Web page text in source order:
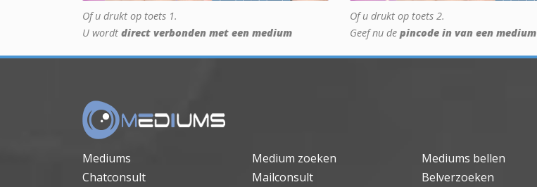
Of u drukt op toets 1.
U wordt direct verbonden met een medium
Of u drukt op toets 2.
Geef nu de pincode in van een medium
Mediums Medium zoeken
Mediums bellen
Chatconsult
Mailconsult
Belverzoeken